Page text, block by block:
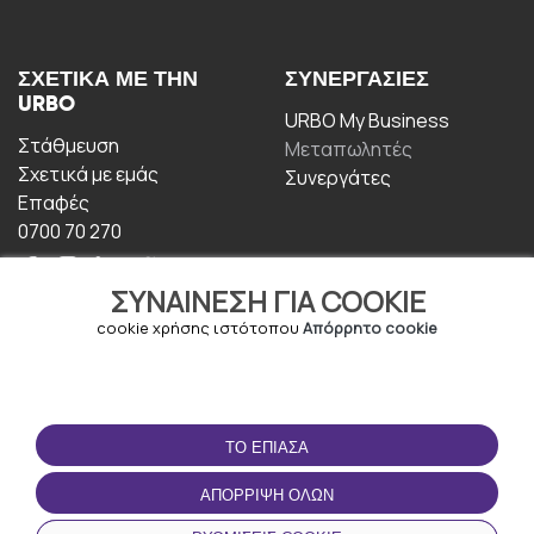
ΣΥΝΑΊΝΕΣΗ ΓΙΑ COOKIE
cookie χρήσης ιστότοπου Απόρρητο cookie
ΤΟ ΈΠΙΑΣΑ
ΑΠΌΡΡΙΨΗ ΌΛΩΝ
ΣΧΕΤΙΚΆ ΜΕ ΤΗΝ
URBO
Στάθμευση
Σχετικά με εμάς
Επαφές
0700 70 270
ΣΥΝΕΡΓΑΣΊΕΣ
URBO My Business
Μεταπωλητές
Συνεργάτες
ΟΡΟΙ ΧΡΉΣΗΣ
Οροι και Προϋποθέσεις
Πολιτική απορρήτου
ΚΑΤΕΒΆΣΤΕ ΤΗΝ
ΕΦΑΡΜΟΓΉ